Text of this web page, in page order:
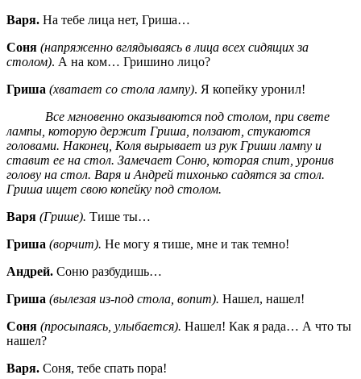
Варя. На тебе лица нет, Гриша…
Соня (напряженно вглядываясь в лица всех сидящих за
столом). А на ком… Гришино лицо?
Гриша (хватает со стола лампу). Я копейку уронил!
Все мгновенно оказываются под столом, при свете
лампы, которую держит Гриша, ползают, стукаются
головами. Наконец, Коля вырывает из рук Гриши лампу и
ставит ее на стол. Замечает Соню, которая спит, уронив
голову на стол. Варя и Андрей тихонько садятся за стол.
Гриша ищет свою копейку под столом.
Варя (Грише). Тише ты…
Гриша (ворчит). Не могу я тише, мне и так темно!
Андрей. Соню разбудишь…
Гриша (вылезая из-под стола, вопит). Нашел, нашел!
Соня (просыпаясь, улыбается). Нашел! Как я рада… А что ты
нашел?
Варя. Соня, тебе спать пора!